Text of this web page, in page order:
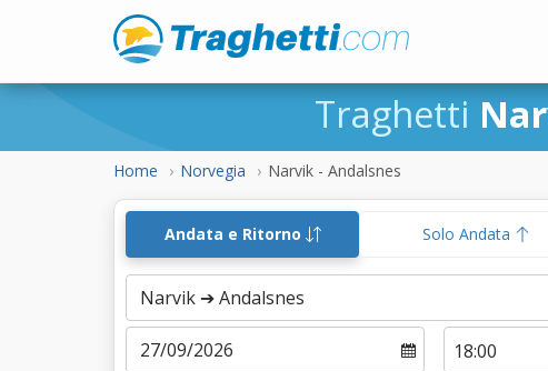
Traghetti
Home Norvegia Narvik - Andalsnes
Andata e Ritorno Solo Andata